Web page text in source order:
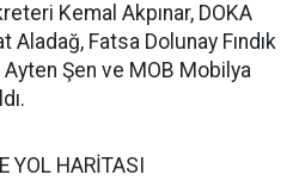
Kemal Akpınar, DOKA
Fatsa Dolunay Fındık
Şen ve MOB Mobilya
YOL HARİTASI